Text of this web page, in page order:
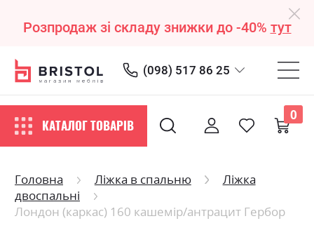
Розпродаж зі складу знижки до -40% тут
(098) 517 86 25
КАТАЛОГ ТОВАРІВ
0
Головна Ліжка в спальню
Ліжка
двоспальні
Лондон (каркас) 160 кашемір/антрацит Гербор